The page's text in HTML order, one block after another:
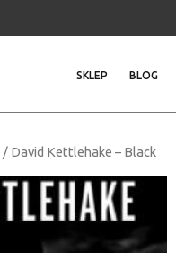
SKLEP BLOG
/ David Kettlehake – Black